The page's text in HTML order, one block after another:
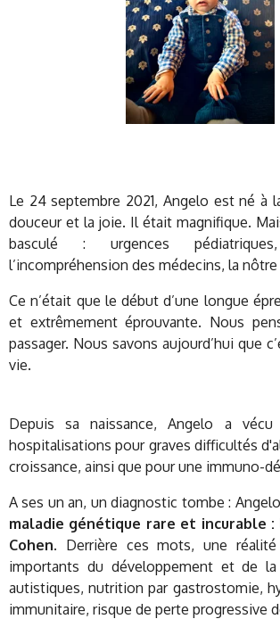
Le 24 septembre 2021, Angelo est né à
douceur et la joie. Il était magnifique.
basculé : urgences pédiatriques,
l’incompréhension des médecins, la
Ce n’était que le début d’une longue
et extrêmement éprouvante. Nous
passager. Nous savons aujourd’hui que
vie.
Depuis sa naissance, Angelo a vécu
hospitalisations pour graves difficultés
croissance, ainsi que pour une immuno-
A ses un an, un diagnostic tombe :
maladie génétique rare et incurable :
Cohen. Derrière ces mots, une
importants du développement et de
autistiques, nutrition par gastrostomie,
immunitaire, risque de perte progressive